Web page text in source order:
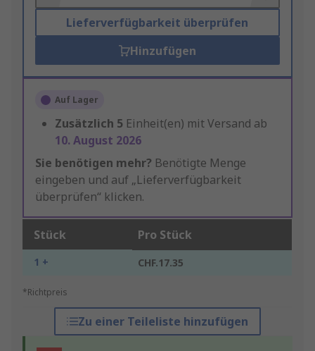
Lieferverfügbarkeit überprüfen
Hinzufügen
Auf Lager
Zusätzlich 5 Einheit(en) mit Versand ab
10. August 2026
Sie benötigen mehr? Benötigte Menge
eingeben und auf „Lieferverfügbarkeit
überprüfen“ klicken.
Stück Pro Stück
1 + CHF.17.35
*Richtpreis
Zu einer Teileliste hinzufügen